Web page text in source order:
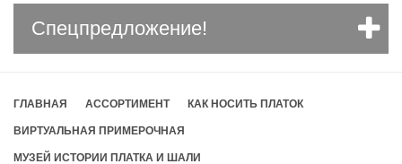
Спецпредложение!
ГЛАВНАЯ АССОРТИМЕНТ КАК НОСИТЬ ПЛАТОК
ВИРТУАЛЬНАЯ ПРИМЕРОЧНАЯ
МУЗЕЙ ИСТОРИИ ПЛАТКА И ШАЛИ